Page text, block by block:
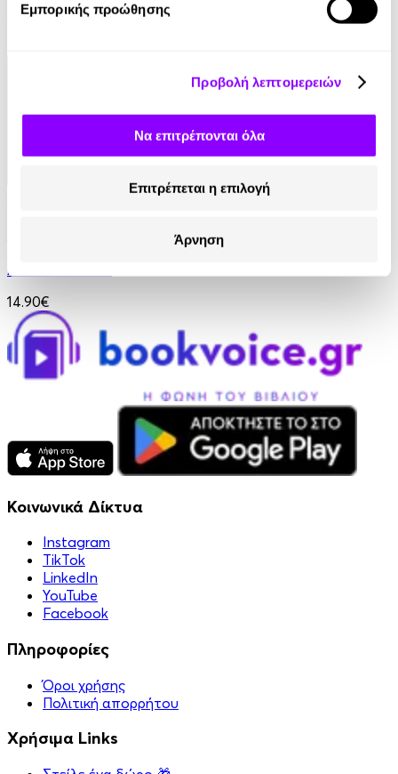
Εμπορικής προώθησης
Προβολή λεπτομερειών
Να επιτρέπονται όλα
Επιτρέπεται η επιλογή
Άρνηση
Benjamin Franklin
• 1 Credit
Alain de Botton
14.90€
Κοινωνικά Δίκτυα
Instagram
TikTok
LinkedIn
YouTube
Facebook
Πληροφορίες
Όροι χρήσης
Πολιτική απορρήτου
Χρήσιμα Links